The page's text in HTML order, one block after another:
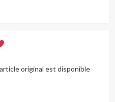
original est disponible